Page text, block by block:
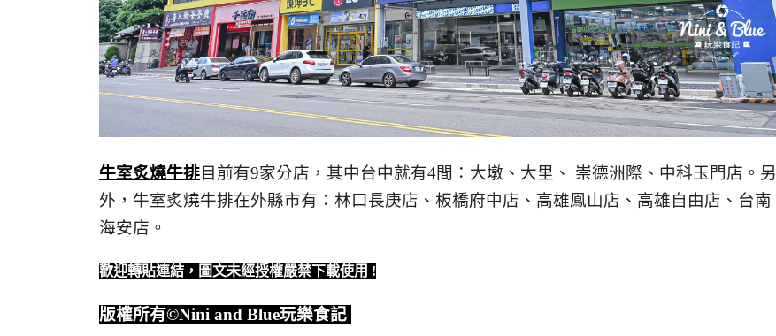
牛室炙燒牛排目前有9家分店，其中台中就有4間： 大墩、大里、 崇德洲際、中科玉門店。另
外，牛室炙燒牛排在外縣市有： 林口長庚店、板橋府中店、高雄鳳山店、高雄自由店、台南
海安店。
歡迎轉貼連結，圖文未經授權嚴禁下載使用 !
版權所有©Nini and Blue玩樂食記